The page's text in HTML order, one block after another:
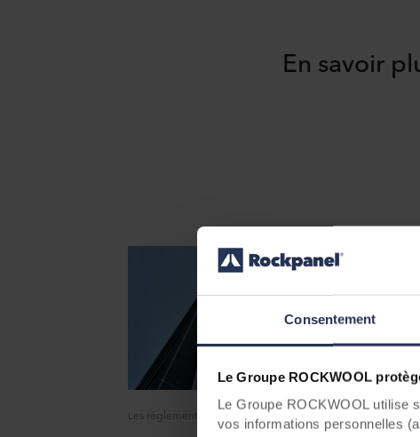
Consentement
Le Groupe ROCKWOOL
Le Groupe ROCKWOOL utilise
vos informations personnelles
En savoir
Les réglementations en matière d'incendie et de construction